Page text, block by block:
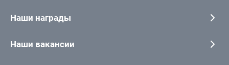
Наши награды
Наши вакансии